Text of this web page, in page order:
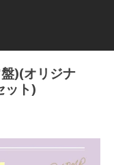
)(オリジナ
ット)